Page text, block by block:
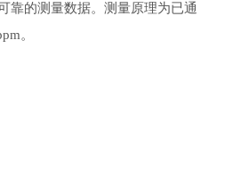
靠的测量数据。测量原理为已通
。